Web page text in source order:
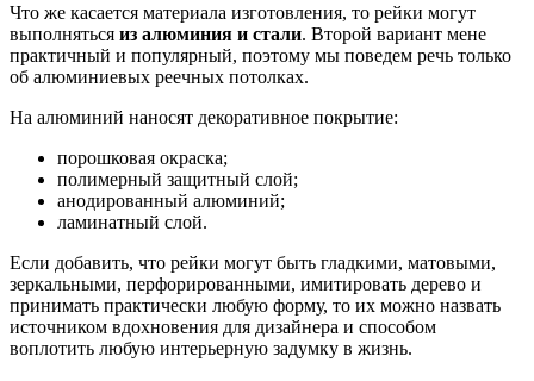
Что же касается материала изготовления, то рейки могут
выполняться из алюминия и стали. Второй вариант мене
практичный и популярный, поэтому мы поведем речь только
об алюминиевых реечных потолках.
На алюминий наносят декоративное покрытие:
порошковая окраска;
полимерный защитный слой;
анодированный алюминий;
ламинатный слой.
Если добавить, что рейки могут быть гладкими, матовыми,
зеркальными, перфорированными, имитировать дерево и
принимать практически любую форму, то их можно назвать
источником вдохновения для дизайнера и способом
воплотить любую интерьерную задумку в жизнь.